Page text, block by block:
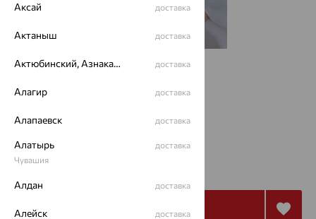
17 546
Аксай доставка
Актаныш доставка
Актюбинский, Азнакаевский район доставка
Алагир доставка
Алапаевск доставка
Алатырь
Чувашия
доставка
Алдан доставка
Алейск доставка